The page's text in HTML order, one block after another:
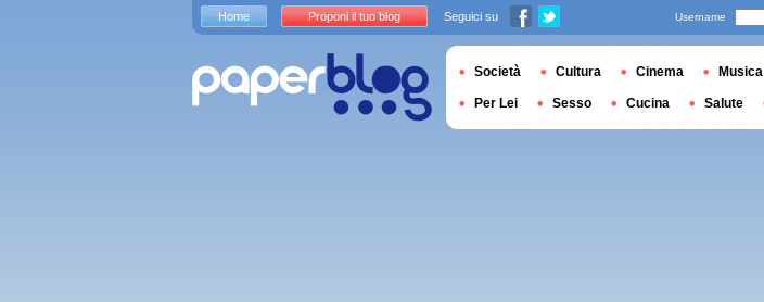
Home Proponi il tuo blog Seguici su Username
Società Cultura Cinema Musica
Per Lei Sesso Cucina Salute